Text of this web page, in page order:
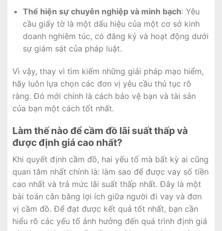
Thể hiện sự chuyên nghiệp và minh bạch: Yêu
cầu giấy tờ là một dấu hiệu của một cơ sở kinh
doanh nghiêm túc, có đăng ký và hoạt động dưới
sự giám sát của pháp luật.
Vì vậy, thay vì tìm kiếm những giải pháp mạo hiểm,
hãy luôn lựa chọn các đơn vị yêu cầu thủ tục rõ
ràng. Đó mới chính là cách bảo vệ bạn và tài sản
của bạn một cách tốt nhất.
Làm thế nào để cầm đồ lãi suất thấp và
được định giá cao nhất?
Khi quyết định cầm đồ, hai yếu tố mà bất kỳ ai cũng
quan tâm nhất chính là: làm sao để được vay số tiền
cao nhất và trả mức lãi suất thấp nhất. Đây là một
bài toán cân bằng lợi ích giữa người đi vay và đơn
vị cầm đồ. Để đạt được kết quả tốt nhất, bạn cần
hiểu rõ các yếu tố ảnh hưởng đến quá trình định giá